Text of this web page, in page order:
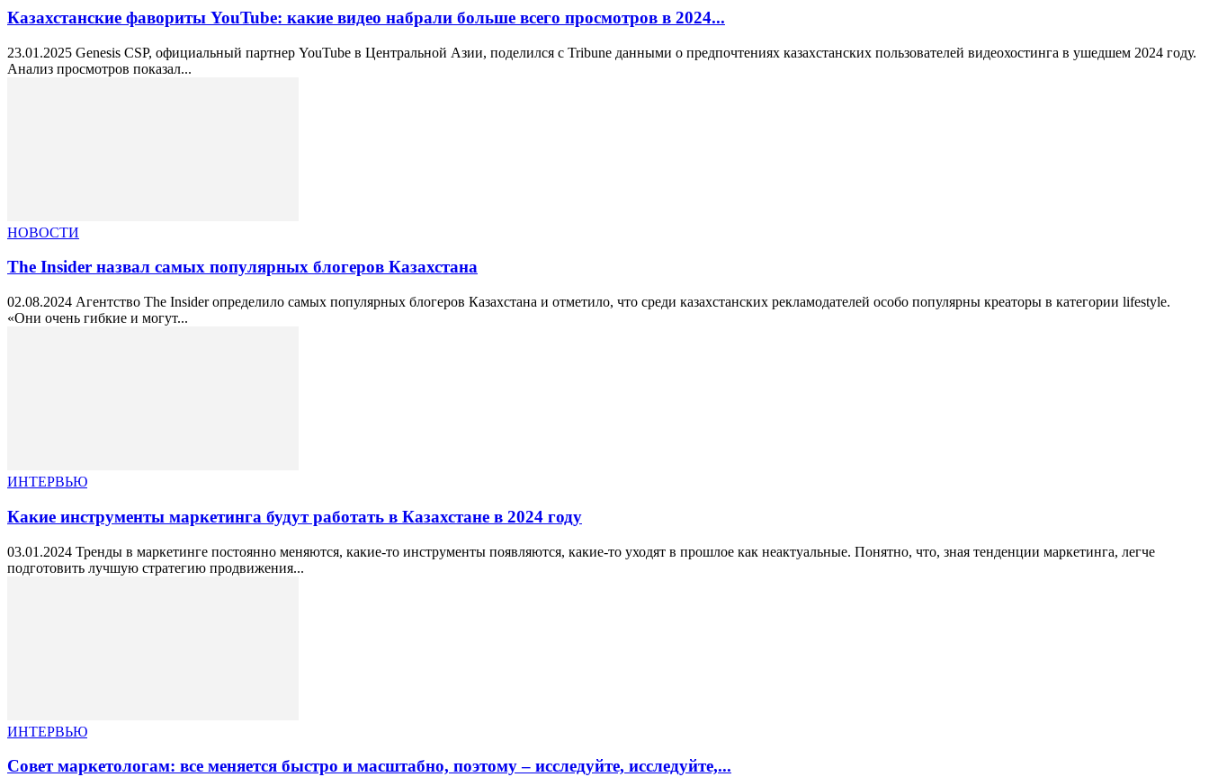
Казахстанские фавориты YouTube: какие видео набрали больше всего просмотров в 2024...
23.01.2025 Genesis CSP, официальный партнер YouTube в Центральной Азии, поделился с Tribune данными о предпочтениях казахстанских пользователей видеохостинга в ушедшем 2024 году.
Анализ просмотров показал...
НОВОСТИ
The Insider назвал самых популярных блогеров Казахстана
02.08.2024 Агентство The Insider определило самых популярных блогеров Казахстана и отметило, что среди казахстанских рекламодателей особо популярны креаторы в категории lifestyle.
«Они очень гибкие и могут...
ИНТЕРВЬЮ
Какие инструменты маркетинга будут работать в Казахстане в 2024 году
03.01.2024 Тренды в маркетинге постоянно меняются, какие-то инструменты появляются, какие-то уходят в прошлое как неактуальные. Понятно, что, зная тенденции маркетинга, легче
подготовить лучшую стратегию продвижения...
ИНТЕРВЬЮ
Совет маркетологам: все меняется быстро и масштабно, поэтому – исследуйте, исследуйте,...